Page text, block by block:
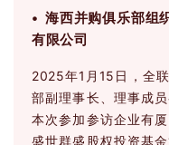
• 海西并购俱乐部组
有限公司
2025年1月15日，全
部副理事长、理事成
本次参加参访企业有
盛世群盛股权投资基